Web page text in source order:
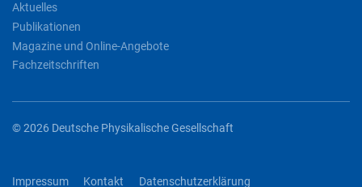
Aktuelles
Publikationen
Magazine und Online-Angebote
Fachzeitschriften
© 2026 Deutsche Physikalische Gesellschaft
Impressum Kontakt Datenschutzerklärung